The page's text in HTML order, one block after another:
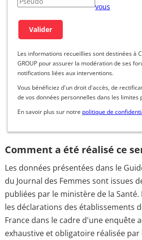
vous
Les informations recueillies sont destinées à
GROUP pour assurer la modération de ses
notifications liées aux interventions.
Vous bénéficiez d'un droit d'accès, de
de vos données personnelles dans les limites
En savoir plus sur notre politique de
Comment a été réalisé ce
Les données présentées dans le
du Journal des Femmes sont issues
publiées par le ministère de la
les déclarations des établissements
France dans le cadre d'une enquête
exhaustive et obligatoire réalisée